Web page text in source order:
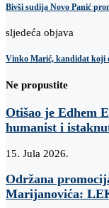
Bivši sudija Novo Panić
sljedeća objava
Vinko Marić, kandidat koji
Ne propustite
Otišao je Edhem
humanist i
15. Jula 2026.
Održana
Marijanovića: